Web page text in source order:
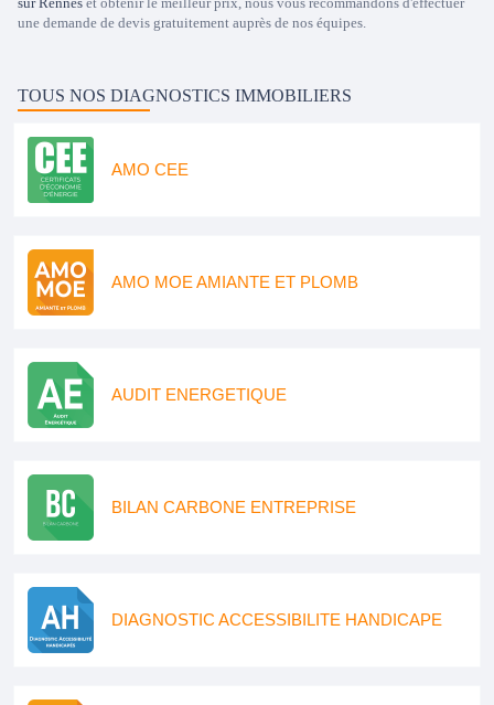
une demande de devis gratuitement auprès de nos équipes.
TOUS NOS DIAGNOSTICS IMMOBILIERS
AMO CEE
AMO MOE AMIANTE ET PLOMB
AUDIT ENERGETIQUE
BILAN CARBONE ENTREPRISE
DIAGNOSTIC ACCESSIBILITE HANDICAPE